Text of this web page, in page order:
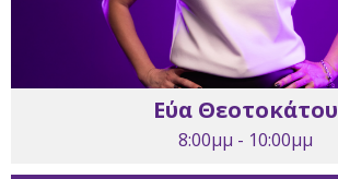
Εύα Θεοτοκάτου
8:00μμ - 10:00μμ